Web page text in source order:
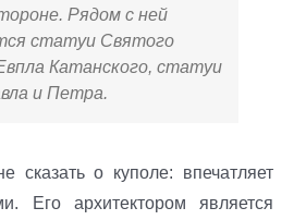
Рядом с ней
статуи Святого
Катанского, статуи
и Петра.
сказать о куполе: впечатляет
Его архитектором является